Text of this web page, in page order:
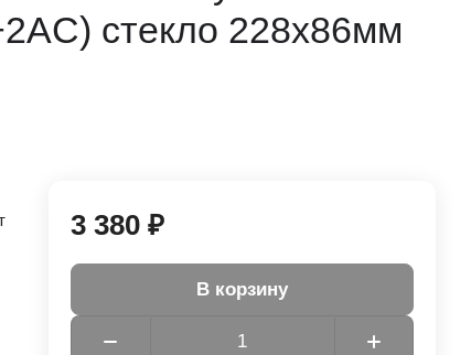
стекло 228х86мм
3 380 ₽
В корзину